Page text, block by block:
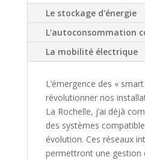
Le stockage d'énergie
L'autoconsommation
La mobilité électrique
L’émergence des «
révolutionner nos
La Rochelle, j’ai déjà
des systèmes
évolution. Ces réseaux
permettront une gestion